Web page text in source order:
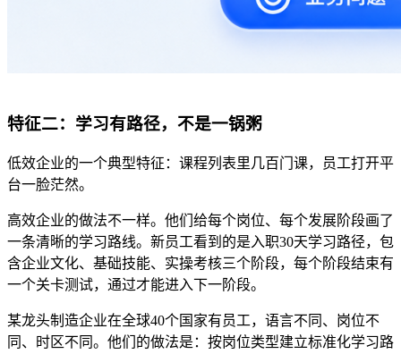
特征二：学习有路径，不是一锅粥
低效企业的一个典型特征：课程列表里几百门课，员工打开平
台一脸茫然。
高效企业的做法不一样。他们给每个岗位、每个发展阶段画了
一条清晰的学习路线。新员工看到的是入职30天学习路径，包
含企业文化、基础技能、实操考核三个阶段，每个阶段结束有
一个关卡测试，通过才能进入下一阶段。
某龙头制造企业在全球40个国家有员工，语言不同、岗位不
同、时区不同。他们的做法是：按岗位类型建立标准化学习路